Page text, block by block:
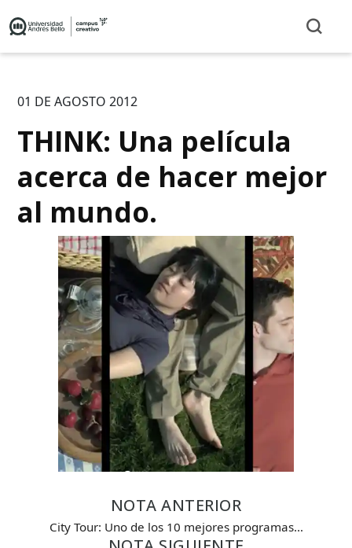
01 DE AGOSTO 2012
THINK: Una película
acerca de hacer mejor
al mundo.
NOTA ANTERIOR
City Tour: Uno de los 10 mejores programas…